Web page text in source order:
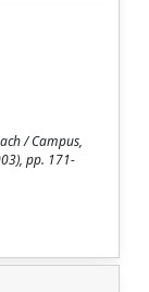
/ Campus,
pp. 171-